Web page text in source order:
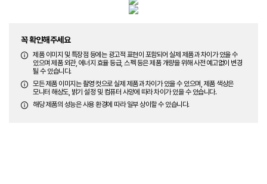
꼭 확인해주세요
제품 이미지 및 특장점 등에는 광고적 표현이 포함되어 실제 제품과 차이가 있을 수
있으며 제품 외관, 에너지 효율 등급, 스펙 등은 제품 개량을 위해 사전 예고없이 변경
될 수 있습니다.
모든 제품 이미지는 촬영 컷으로 실제 제품과 차이가 있을 수 있으며, 제품 색상은
모니터 해상도, 밝기 설정 및 컴퓨터 사양에 따라 차이가 있을 수 있습니다.
해당 제품의 성능은 사용 환경에 따라 일부 상이할 수 있습니다.